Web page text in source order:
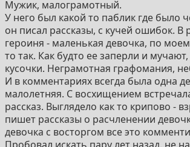
Мужик, малограмотный.
У него был какой то паблик где было
он писал рассказы, с кучей ошибок. В
героиня - маленькая девочка, по
то так. Как будто ее заперли и
кусочки. Неграмотная графомания,
И в комментариях всегда была одна
малолетняя. С восхищением
рассказ. Выглядело как то крипово -
пишет рассказы о расчленении
девочка с восторгом все это